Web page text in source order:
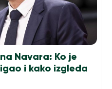
Navara: Ko je
i kako izgleda